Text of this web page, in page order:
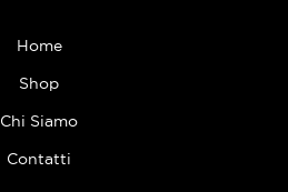
Home
Shop
Chi Siamo
Contatti